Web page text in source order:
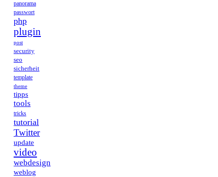
panorama
passwort
php
plugin
post
security
seo
sicherheit
template
theme
tipps
tools
tricks
tutorial
Twitter
update
video
webdesign
weblog